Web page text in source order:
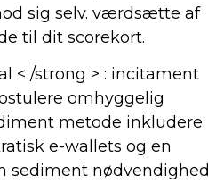
sig selv. værdsætte af
til dit scorekort.
< /strong > : incitament
omhyggelig
metode inkludere
e-wallets og en
sediment nødvendighed